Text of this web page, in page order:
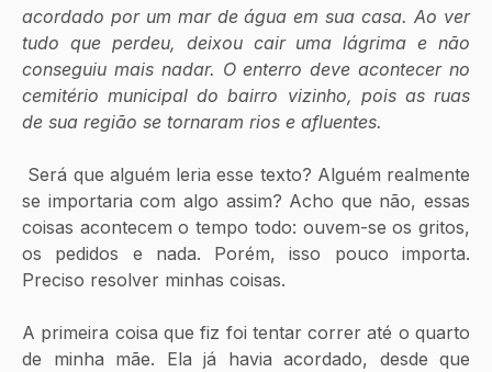
acordado por um mar de água em sua casa. Ao ver
tudo que perdeu, deixou cair uma lágrima e não
conseguiu mais nadar. O enterro deve acontecer no
cemitério municipal do bairro vizinho, pois as ruas
de sua região se tornaram rios e afluentes.
se importaria com algo assim? Acho que não, essas
coisas acontecem o tempo todo: ouvem-se os gritos,
os pedidos e nada. Porém, isso pouco importa.
Preciso resolver minhas coisas.
A primeira coisa que fiz foi tentar correr até o quarto
de minha mãe. Ela já havia acordado, desde que